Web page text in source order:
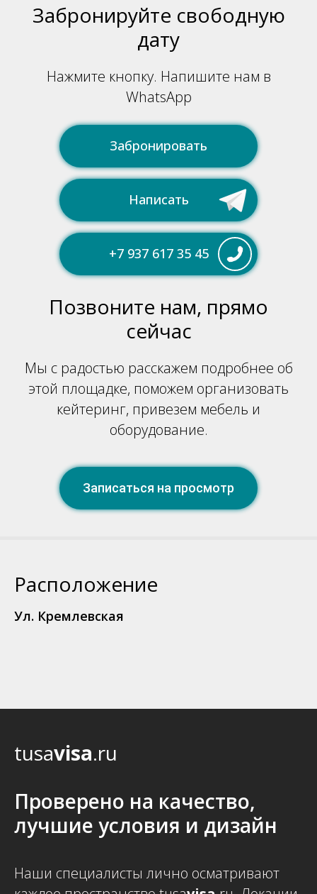
Забронируйте свободную
дату
Нажмите кнопку. Напишите нам в
WhatsApp
Забронировать
+7 937 617 35 45
+7 937 617 35 45
Написать
Позвоните нам, прямо
сейчас
Мы с радостью расскажем подробнее об
этой площадке, поможем организовать
кейтеринг, привезем мебель и
оборудование.
Записаться на просмотр
Расположение
Ул. Кремлевская
tusavisa.ru
Проверено на качество,
лучшие условия и дизайн
Наши специалисты лично осматривают